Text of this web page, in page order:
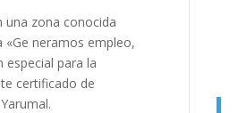
una zona conocida
neramos empleo,
especial para la
certificado de